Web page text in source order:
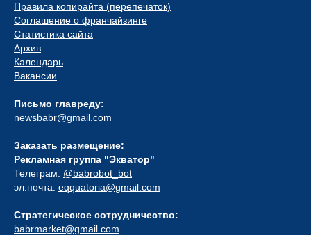
Правила копирайта (перепечаток)
Соглашение о франчайзинге
Статистика сайта
Архив
Календарь
Вакансии
Письмо главреду:
newsbabr@gmail.com
Заказать размещение:
Рекламная группа "Экватор"
Телеграм: @babrobot_bot
эл.почта: eqquatoria@gmail.com
Стратегическое сотрудничество:
babrmarket@gmail.com